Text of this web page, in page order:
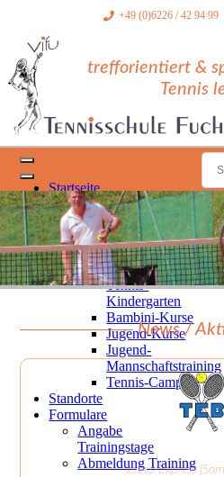
+49 (0)6226 / 42 94 99
trefforientiert &
Tennis
Startseite
News/Aktionen
Trainingsangebot
Kurse für
Kinder/Jugendliche
Schnupperkurse
Tennis-
Kindergarten
Bambini-Kurse
Jugend-Kurse
Jugend-
Mannschaftstraining
Tennis-Camps
Standorte
Formulare
Angabe
Trainingstage
Abmeldung Training
News /
Tennis-Express